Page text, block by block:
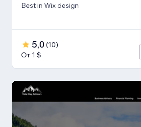
Best in Wix design
5,0 (10)
От 1 $